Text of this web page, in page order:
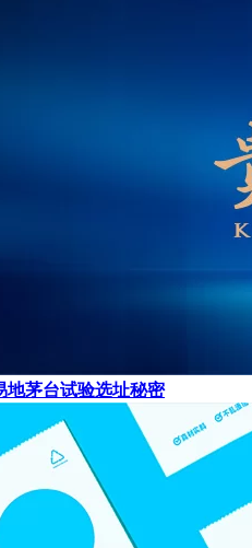
地茅台试验选址秘密